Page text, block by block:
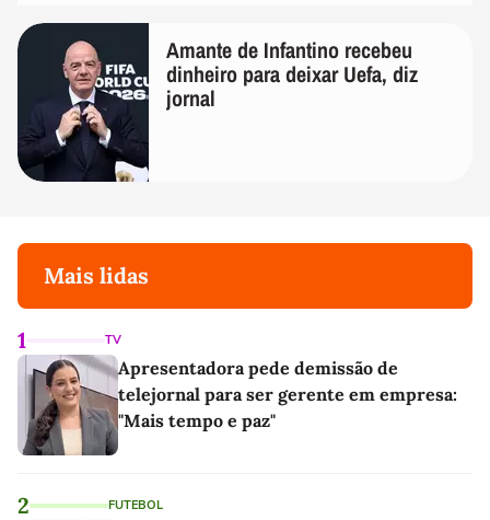
Amante de Infantino recebeu
dinheiro para deixar Uefa, diz
jornal
Mais lidas
1 TV
Apresentadora pede demissão de
telejornal para ser gerente em empresa:
"Mais tempo e paz"
2 FUTEBOL